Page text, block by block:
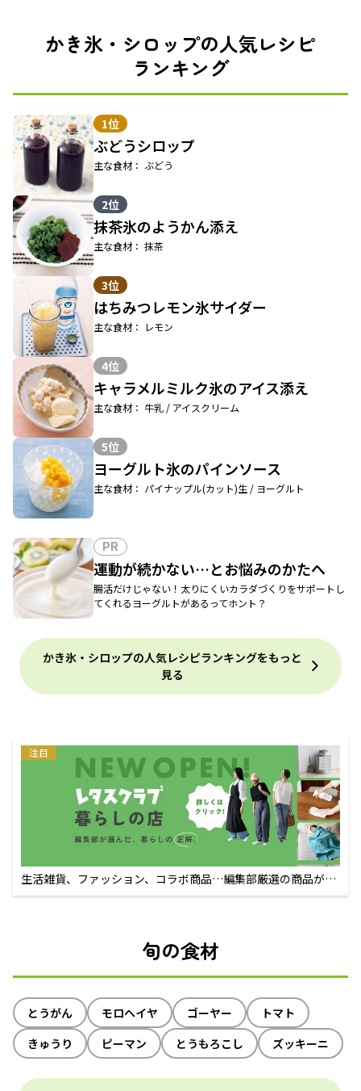
かき氷・シロップの人気レシピ
ランキング
1位
ぶどうシロップ
主な食材： ぶどう
2位
抹茶氷のようかん添え
主な食材： 抹茶
3位
はちみつレモン氷サイダー
主な食材： レモン
4位
キャラメルミルク氷のアイス添え
主な食材： 牛乳 / アイスクリーム
5位
ヨーグルト氷のパインソース
主な食材： パイナップル(カット)生 / ヨーグルト
PR
運動が続かない…とお悩みのかたへ
腸活だけじゃない！太りにくいカラダづくりをサポートし
てくれるヨーグルトがあるってホント？
かき氷・シロップの人気レシピランキングをもっと
見る
注目
生活雑貨、ファッション、コラボ商品…編集部厳選の商品が買
えるECサイト
旬の食材
とうがん モロヘイヤ ゴーヤー
トマト
きゅうり
ピーマン とうもろこし ズッキーニ